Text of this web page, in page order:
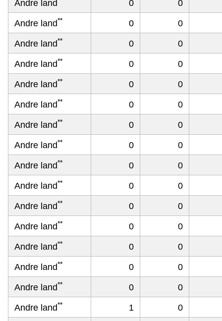
Andre land 0 0
Andre land** 0 0
Andre land** 0 0
Andre land** 0 0
Andre land** 0 0
Andre land** 0 0
Andre land** 0 0
Andre land** 0 0
Andre land** 0 0
Andre land** 0 0
Andre land** 0 0
Andre land** 0 0
Andre land** 0 0
Andre land** 0 0
Andre land** 0 0
Andre land** 1 0